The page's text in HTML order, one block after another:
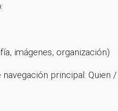
imágenes, organización)
principal: Quien